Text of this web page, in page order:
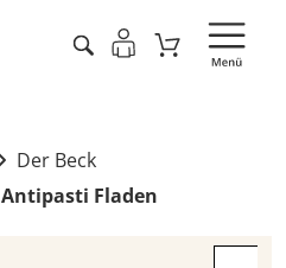
Der Beck
Antipasti Fladen